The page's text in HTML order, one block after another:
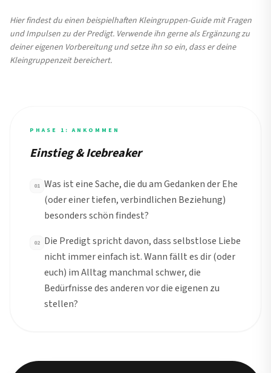
Hier findest du einen beispielhaften Kleingruppen-Guide mit Fragen
und Impulsen zu der Predigt. Verwende ihn gerne als Ergänzung zu
deiner eigenen Vorbereitung und setze ihn so ein, dass er deine
Kleingruppenzeit bereichert.
PHASE 1: ANKOMMEN
Einstieg & Icebreaker
01 Was ist eine Sache, die du am Gedanken der Ehe
(oder einer tiefen, verbindlichen Beziehung)
besonders schön findest?
02 Die Predigt spricht davon, dass selbstlose Liebe
nicht immer einfach ist. Wann fällt es dir (oder
euch) im Alltag manchmal schwer, die
Bedürfnisse des anderen vor die eigenen zu
stellen?